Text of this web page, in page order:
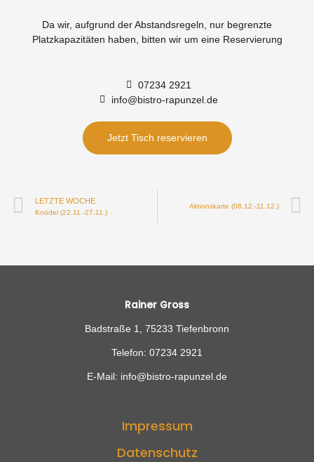
Da wir, aufgrund der Abstandsregeln, nur begrenzte
Platzkapazitäten haben, bitten wir um eine Reservierung
07234 2921
info@bistro-rapunzel.de
Jetzt Tisch reservieren
LETZTE WOCHE
Knödel (22.11.-27.11.)
Aktionskarte (08.12.-11.12.)
Rainer Gross
Badstraße 1, 75233 Tiefenbronn
Telefon: 07234 2921
E-Mail: info@bistro-rapunzel.de
Impressum
Datenschutz